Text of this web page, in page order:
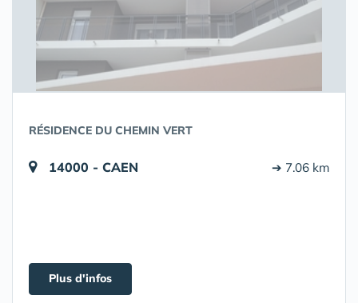
RÉSIDENCE DU CHEMIN VERT
14000 - CAEN ➔ 7.06 km
Plus d'infos